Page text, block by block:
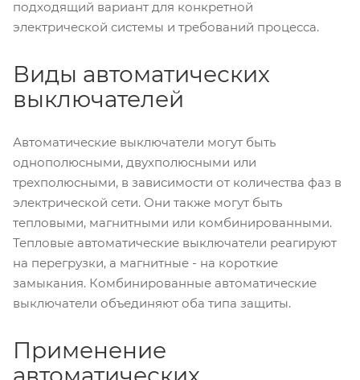
подходящий вариант для конкретной
электрической системы и требований процесса.
Виды автоматических
выключателей
Автоматические выключатели могут быть
однополюсными, двухполюсными или
трехполюсными, в зависимости от количества фаз в
электрической сети. Они также могут быть
тепловыми, магнитными или комбинированными.
Тепловые автоматические выключатели реагируют
на перегрузки, а магнитные - на короткие
замыкания. Комбинированные автоматические
выключатели объединяют оба типа защиты.
Применение